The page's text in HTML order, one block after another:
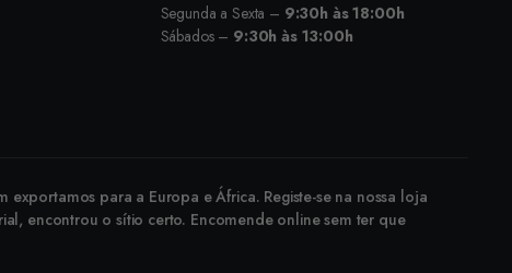
Segunda a Sexta – 9:30h às 18:00h
Sábados – 9:30h às 13:00h
para a Europa e África. Registe-se na nossa loja
encontrou o sítio certo. Encomende online sem ter que